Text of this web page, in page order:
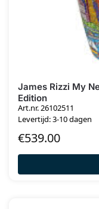
James Rizzi My
Edition
Art.nr. 26102511
Levertijd: 3-10 dagen
€539.00